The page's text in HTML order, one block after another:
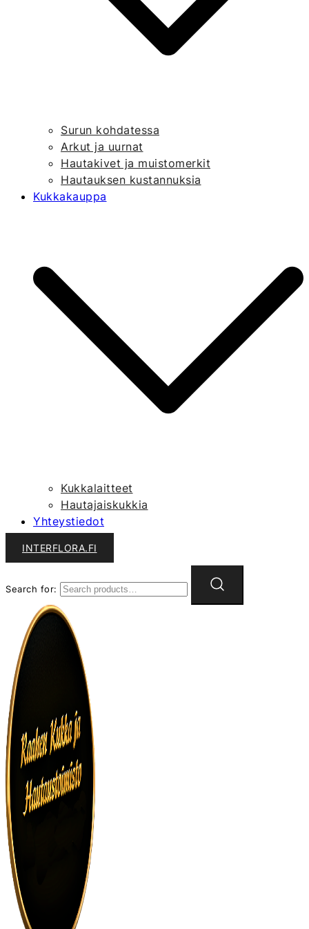
Surun kohdatessa
Arkut ja uurnat
Hautakivet ja muistomerkit
Hautauksen kustannuksia
Kukkakauppa
Kukkalaitteet
Hautajaiskukkia
Yhteystiedot
INTERFLORA.FI
Search for: